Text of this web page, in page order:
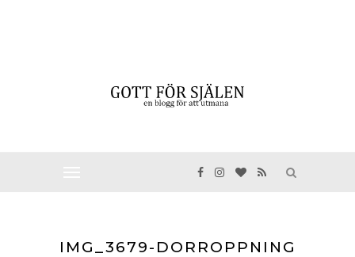
IMG_3679-DORROPPNING